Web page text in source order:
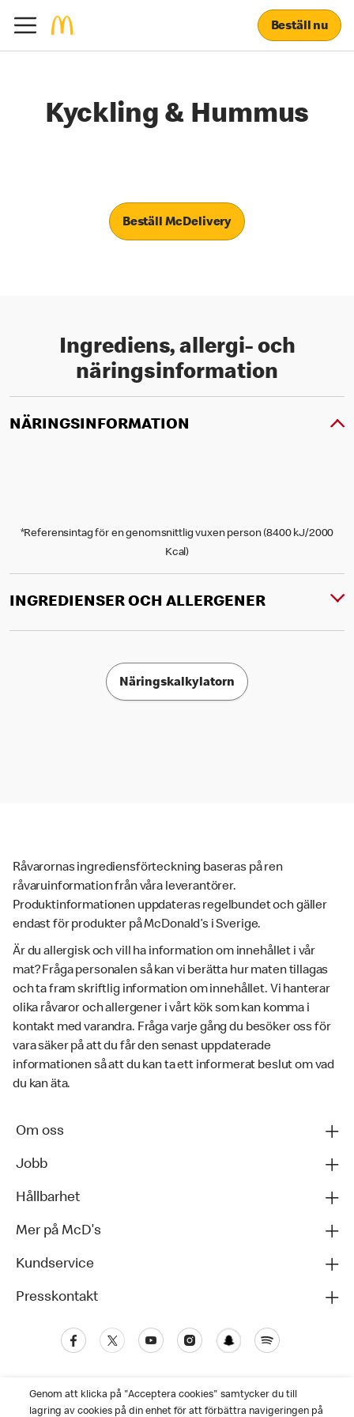
Beställ nu
Kyckling & Hummus
Beställ McDelivery
Ingrediens, allergi- och
näringsinformation
NÄRINGSINFORMATION
*Referensintag för en genomsnittlig vuxen person (8400 kJ/2000
Kcal)
INGREDIENSER OCH ALLERGENER
Näringskalkylatorn
Råvarornas ingrediensförteckning baseras på ren
råvaruinformation från våra leverantörer.
Produktinformationen uppdateras regelbundet och gäller
endast för produkter på McDonald’s i Sverige.
Är du allergisk och vill ha information om innehållet i vår
mat? Fråga personalen så kan vi berätta hur maten tillagas
och ta fram skriftlig information om innehållet. Vi hanterar
olika råvaror och allergener i vårt kök som kan komma i
kontakt med varandra. Fråga varje gång du besöker oss för
vara säker på att du får den senast uppdaterade
informationen så att du kan ta ett informerat beslut om vad
du kan äta.
Om oss
Jobb
Hållbarhet
Mer på McD's
Kundservice
Presskontakt
Genom att klicka på "Acceptera cookies" samtycker du till
lagring av cookies på din enhet för att förbättra navigeringen på